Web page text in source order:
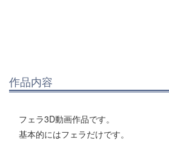
作品内容
フェラ3D動画作品です。
基本的にはフェラだけです。